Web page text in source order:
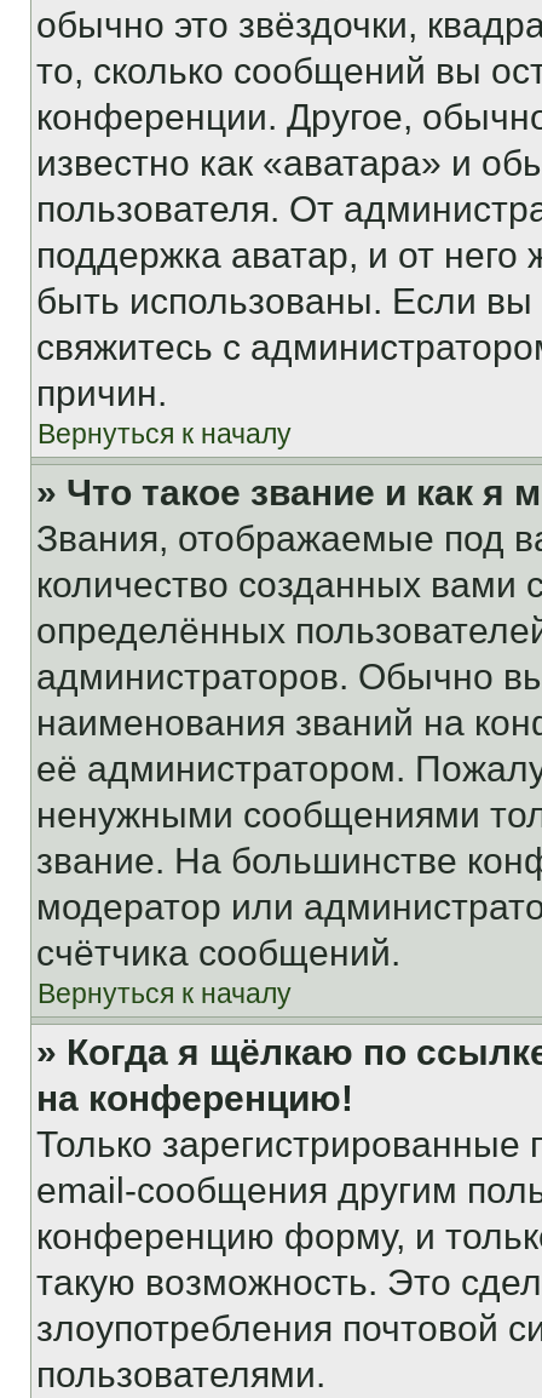
обычно это звёздочки,
то, сколько сообщений вы
конференции. Другое,
известно как «аватара» и
пользователя. От
поддержка аватар, и от него
быть использованы. Если
свяжитесь с
причин.
Вернуться к началу
» Что такое звание и как я
Звания, отображаемые под
количество созданных
определённых
администраторов. Обычно
наименования званий на
её администратором.
ненужными сообщениями
звание. На большинстве
модератор или
счётчика сообщений.
Вернуться к началу
» Когда я щёлкаю по
на конференцию!
Только зарегистрированные
email-сообщения другим
конференцию форму, и
такую возможность. Это
злоупотребления почтовой
пользователями.